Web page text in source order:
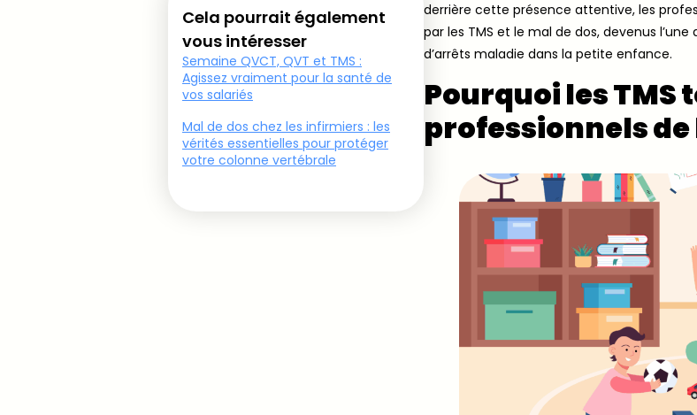
Cela pourrait également
vous intéresser
Semaine QVCT, QVT et TMS :
Agissez vraiment pour la santé de
vos salariés
Mal de dos chez les infirmiers : les
vérités essentielles pour protéger
votre colonne vertébrale
derrière cette présence attentive, les
par les TMS et le mal de dos, devenus
d’arrêts maladie dans la petite enfance.
Pourquoi les TMS
professionnels